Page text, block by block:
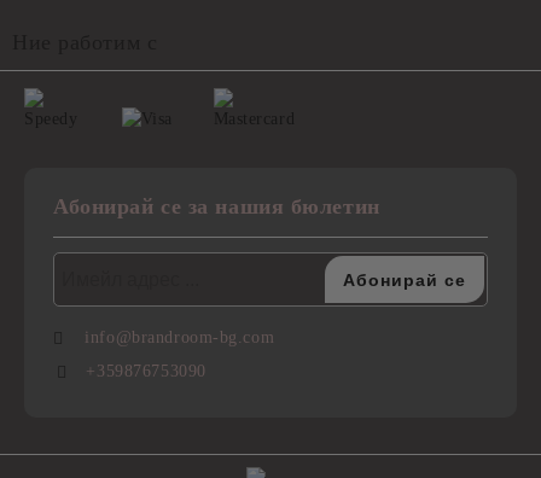
Абонирай се за нашия бюлетин
info@brandroom-bg.com
+359876753090